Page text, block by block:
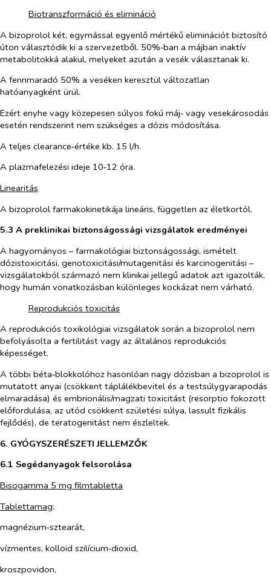
Biotranszformáció és elimináció
A bizoprolol két, egymással egyenlő mértékű eliminációt biztosító
úton választódik ki a szervezetből. 50%‑ban a májban inaktív
metabolitokká alakul, melyeket azután a vesék választanak ki.
A fennmaradó 50% a veséken keresztül változatlan
hatóanyagként ürül.
Ezért enyhe vagy közepesen súlyos fokú máj‑ vagy vesekárosodás
esetén rendszerint nem szükséges a dózis módosítása.
A teljes clearance‑értéke kb. 15 l/h.
A plazmafelezési ideje 10‑12 óra.
Linearitás
A bizoprolol farmakokinetikája lineáris, független az életkortól.
5.3 A preklinikai biztonságossági vizsgálatok eredményei
A hagyományos – farmakológiai biztonságossági, ismételt
dózistoxicitási, genotoxicitási/mutagenitási és karcinogenitási –
vizsgálatokból származó nem klinikai jellegű adatok azt igazolták,
hogy humán vonatkozásban különleges kockázat nem várható.
Reprodukciós toxicitás
A reprodukciós toxikológiai vizsgálatok során a bizoprolol nem
befolyásolta a fertilitást vagy az általános reprodukciós
képességet.
A többi béta‑blokkolóhoz hasonlóan nagy dózisban a bizoprolol is
mutatott anyai (csökkent táplálékbevitel és a testsúlygyarapodás
elmaradása) és embrionális/magzati toxicitást (resorptio fokozott
előfordulása, az utód csökkent születési súlya, lassult fizikális
fejlődés), de teratogenitást nem észleltek.
6. GYÓGYSZERÉSZETI JELLEMZŐK
6.1 Segédanyagok felsorolása
Bisogamma 5 mg filmtabletta
Tablettamag:
magnézium‑sztearát,
vízmentes, kolloid szilícium‑dioxid,
kroszpovidon,